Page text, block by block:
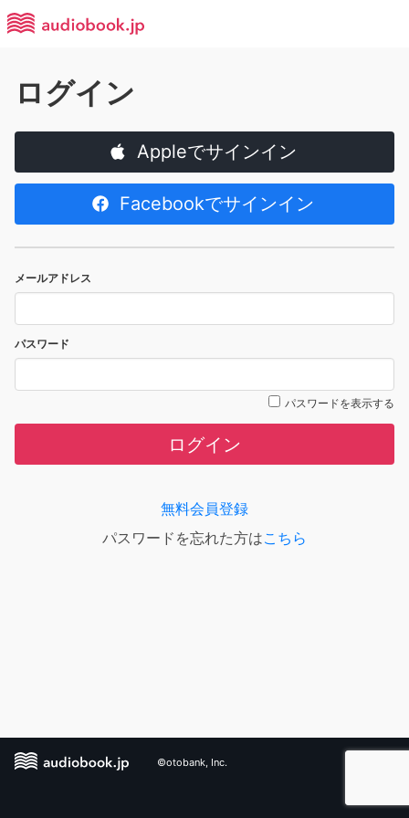
ログイン
Appleでサインイン
Facebookでサインイン
メールアドレス
パスワード
パスワードを表示する
ログイン
無料会員登録
パスワードを忘れた方はこちら
©otobank, Inc.